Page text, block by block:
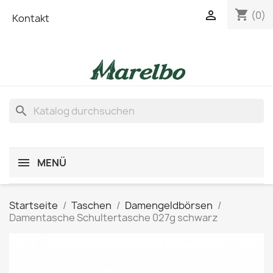
Kontakt shopping_cart (0)

search
MENÜ
Startseite Taschen
Damengeldbörsen
Damentasche Schultertasche 027g schwarz